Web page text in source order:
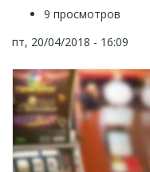
9 просмотров
пт, 20/04/2018 - 16:09